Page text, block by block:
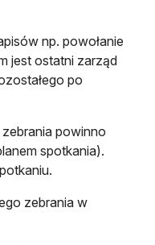
np. powołanie
jest ostatni zarząd
po
powinno
spotkania).
zebrania w